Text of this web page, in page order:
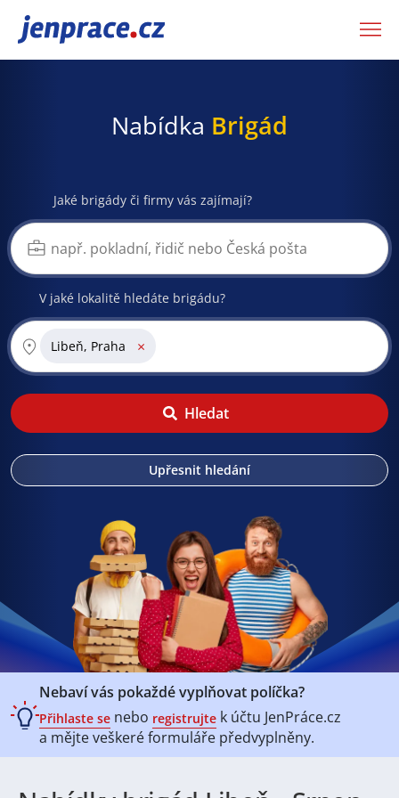
JenPráce.cz
Nabídka Brigád
Jaké brigády či firmy vás zajímají?
V jaké lokalitě hledáte brigádu?
Libeň, Praha ×
Hledat
Upřesnit hledání
Nebaví vás pokaždé vyplňovat políčka?
Přihlaste se nebo registrujte k účtu JenPráce.cz
a mějte veškeréformuláře předvyplněny.